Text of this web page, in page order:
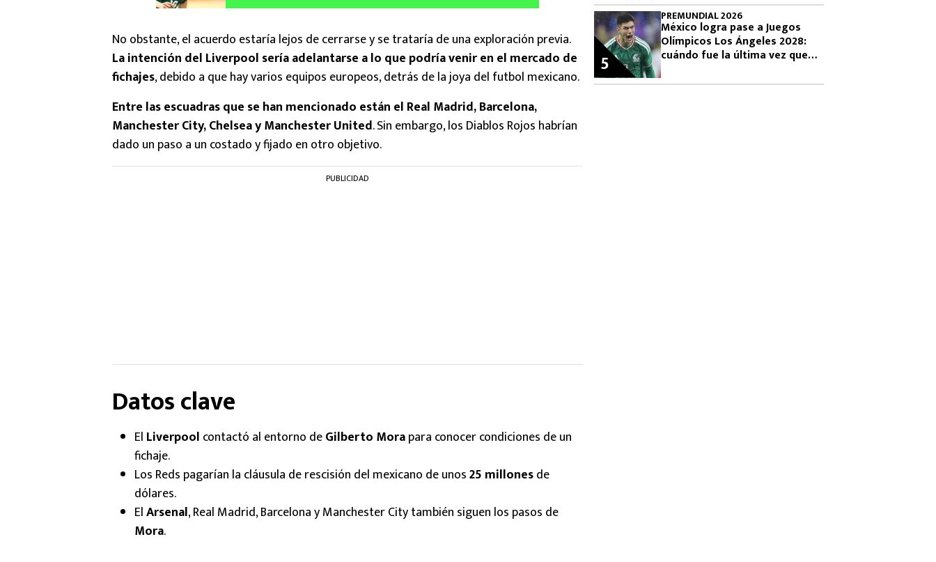
No obstante, el acuerdo estaría lejos de cerrarse y se trataría de una exploración previa.
La intención del Liverpool sería adelantarse a lo que podría venir en el mercado de
fichajes, debido a que hay varios equipos europeos, detrás de la joya del futbol mexicano.
Entre las escuadras que se han mencionado están el Real Madrid, Barcelona,
Manchester City, Chelsea y Manchester United. Sin embargo, los Diablos Rojos habrían
dado un paso a un costado y fijado en otro objetivo.
PUBLICIDAD
Datos clave
El Liverpool contactó al entorno deGilberto Morapara conocer condiciones de un
fichaje.
Los Reds pagarían la cláusula de rescisión del mexicano de unos25 millonesde
dólares.
ElArsenal, Real Madrid, Barcelona y Manchester City también siguen los pasos de
Mora.
PREMUNDIAL 2026
México logra pase a Juegos
Olímpicos Los Ángeles 2028:
cuándo fue la última vez que
5